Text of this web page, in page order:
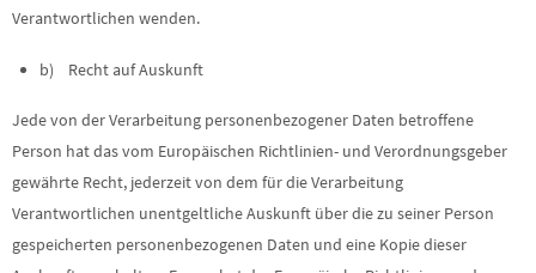
Verantwortlichen wenden.
b) Recht auf Auskunft
Jede von der Verarbeitung personenbezogener Daten betroffene
Person hat das vom Europäischen Richtlinien- und Verordnungsgeber
gewährte Recht, jederzeit von dem für die Verarbeitung
Verantwortlichen unentgeltliche Auskunft über die zu seiner Person
gespeicherten personenbezogenen Daten und eine Kopie dieser